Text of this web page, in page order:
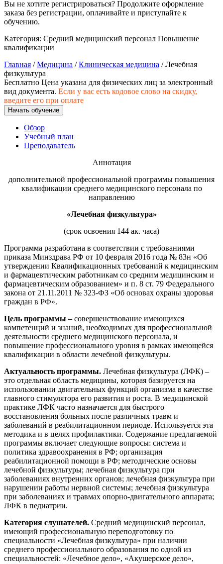
Безопасность труда
Экономика и управление
Управление производством
общественного питания в
организации
Управление административно-
Техника-технологии
нефтегазовое дело и геодезия
транспорта
Техника и технологии строительства
Ядерная энергетика и технологии
Культура и спорт
Физкультура и спорт
Сервис и туризм
Изобразительное и прикладные виды
Средства массовой информации и
информативно-библиотечное дело
Управление в технических системах
Ветеринария и зоотехника
Подготовка к периодической
аккредитации
Основные Услуги
Дополнительные Услуги
Вы не хотите регистрироваться? Продолжите оформление
заказа без регистрации, оплачивайте и приступайте к
обучению.
Категория: Средний медицинский персонал Повышение
квалификации
Главная /Медицина /Клиническая медицина / Лечебная
физкультура
Бесплатно Цена указана для физических лиц за электронный
вид документа. Если у вас есть кодовое слово на скидку,
введите его при оплате
Начать обучение
Обзор
Учебный план
Преподаватель
Аннотация
дополнительной профессиональной программы повышения
квалификации среднего медицинского персонала по
направлению
«Лечебная физкультура»
(срок освоения 144 ак. часа)
Программа разработана в соответствии с требованиями
приказа Минздрава РФ от 10 февраля 2016 года № 83н «Об
утверждении Квалификационных требований к медицинским
и фармацевтическим работникам со средним медицинским и
фармацевтическим образованием» и п. 8 ст. 79 Федерального
закона от 21.11.2011 № 323-ФЗ «Об основах охраны здоровья
граждан в РФ».
Цель программы –совершенствование имеющихся
компетенций и знаний, необходимых для профессиональной
деятельности среднего медицинского персонала, и
повышение профессионального уровня в рамках имеющейся
квалификации в области лечебной физкультуры.
Актуальность программы. Лечебная физкультура (ЛФК) –
это отдельная область медицины, которая базируется на
использовании двигательных функций организма в качестве
главного стимулятора его развития и роста. В медицинской
практике ЛФК часто назначается для быстрого
восстановления больных после различных травм и
заболеваний в реабилитационном периоде. Используется эта
методика и в целях профилактики. Содержание предлагаемой
программы включает следующие вопросы: система и
политика здравоохранения в РФ; организация
реабилитационной помощи в РФ; методические основы
лечебной физкультуры; лечебная физкультура при
заболеваниях внутренних органов; лечебная физкультура при
нарушении работы нервной системы; лечебная физкультура
при заболеваниях и травмах опорно-двигательного аппарата;
ЛФК в педиатрии.
Категория слушателей. Средний медицинский персонал,
имеющий профессиональную переподготовку по
специальности «Лечебная физкультура» при наличии
среднего профессионального образования по одной из
специальностей: «Лечебное дело», «Акушерское дело»,